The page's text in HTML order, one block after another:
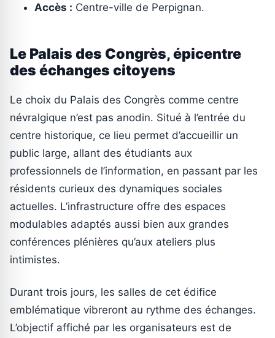
Accès : Centre-ville de Perpignan.
Le Palais des Congrès, épicentre
des échanges citoyens
Le choix du Palais des Congrès comme centre
névralgique n’est pas anodin. Situé à l’entrée du
centre historique, ce lieu permet d’accueillir un
public large, allant des étudiants aux
professionnels de l’information, en passant par les
résidents curieux des dynamiques sociales
actuelles. L’infrastructure offre des espaces
modulables adaptés aussi bien aux grandes
conférences plénières qu’aux ateliers plus
intimistes.
Durant trois jours, les salles de cet édifice
emblématique vibreront au rythme des échanges.
L’objectif affiché par les organisateurs est de